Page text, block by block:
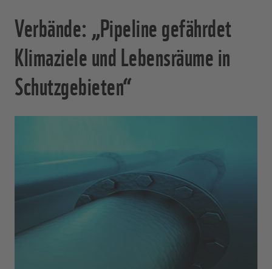
Verbände: „Pipeline gefährdet
Klimaziele und Lebensräume in
Schutzgebieten“